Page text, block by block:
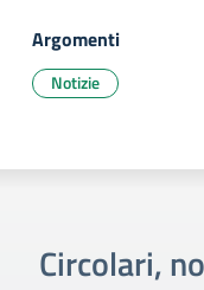
Argomenti
Notizie
Circolari,